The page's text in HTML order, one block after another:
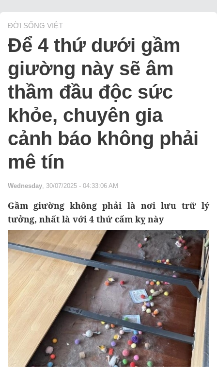
ĐỜI SỐNG VIỆT
Để 4 thứ dưới gầm
giường này sẽ âm
thầm đầu độc sức
khỏe, chuyên gia
cảnh báo không phải
mê tín
Wednesday, 30/07/2025 - 04:33:06 AM
Gầm giường không phải là nơi lưu trữ lý
tưởng, nhất là với 4 thứ cấm kỵ này